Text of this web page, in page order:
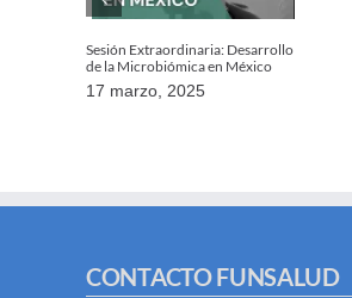
Sesión Extraordinaria: Desarrollo
de la Microbiómica en México
17 marzo, 2025
CONTACTO FUNSALUD